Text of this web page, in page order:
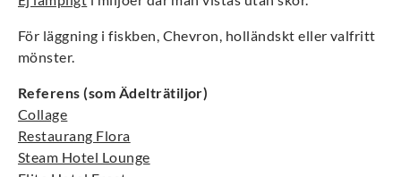
För läggning i fiskben, Chevron, holländskt eller valfritt
mönster.
Referens (som Ädelträtiljor)
Collage
Restaurang Flora
Steam Hotel Lounge